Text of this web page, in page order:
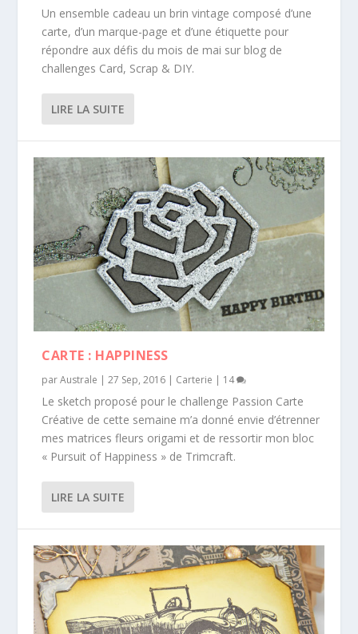
Un ensemble cadeau un brin vintage composé d’une
carte, d’un marque-page et d’une étiquette pour
répondre aux défis du mois de mai sur blog de
challenges Card, Scrap & DIY.
LIRE LA SUITE
CARTE : HAPPINESS
parAustrale |27 Sep, 2016 | Carterie | 14
Le sketch proposé pour le challenge Passion Carte
Créative de cette semaine m’a donné envie d’étrenner
mes matrices fleurs origami et de ressortir mon bloc
« Pursuit of Happiness » de Trimcraft.
LIRE LA SUITE